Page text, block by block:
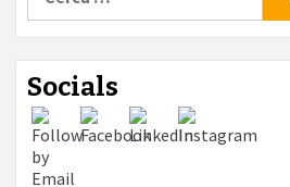
Socials